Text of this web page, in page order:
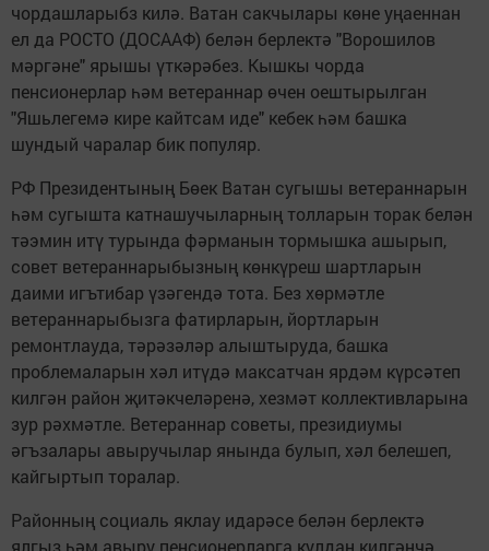
чордашларыбз килә. Ватан сакчылары көне уңаеннан
ел да РОСТО (ДОСААФ) белән берлектә "Ворошилов
мәргәне" ярышы үткәрәбез. Кышкы чорда
пенсионерлар һәм ветераннар өчен оештырылган
"Яшьлегемә кире кайтсам иде" кебек һәм башка
шундый чаралар бик популяр.
РФ Президентының Бөек Ватан сугышы ветераннарын
һәм сугышта катнашучыларның толларын торак белән
тәэмин итү турында фәрманын тормышка ашырып,
совет ветераннарыбызның көнкүреш шартларын
даими игътибар үзәгендә тота. Без хөрмәтле
ветераннарыбызга фатирларын, йортларын
ремонтлауда, тәрәзәләр алыштыруда, башка
проблемаларын хәл итүдә максатчан ярдәм күрсәтеп
килгән район җитәкчеләренә, хезмәт коллективларына
зур рәхмәтле. Ветераннар советы, президиумы
әгъзалары авыручылар янында булып, хәл белешеп,
кайгыртып торалар.
Районның социаль яклау идарәсе белән берлектә